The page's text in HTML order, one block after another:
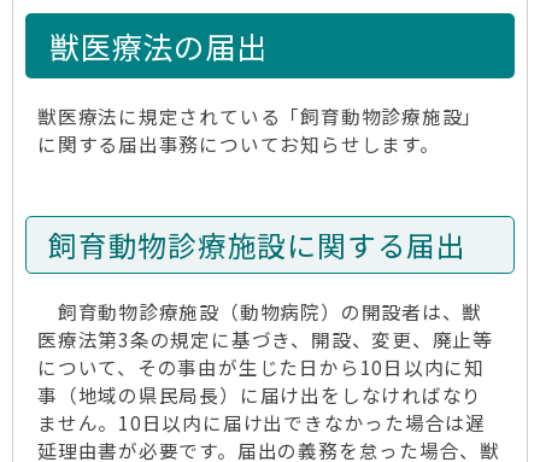
獣医療法の届出
獣医療法に規定されている「飼育動物診療施設」
に関する届出事務についてお知らせします。
飼育動物診療施設に関する届出
飼育動物診療施設（動物病院）の開設者は、獣
医療法第3条の規定に基づき、開設、変更、廃止等
について、その事由が生じた日から10日以内に知
事（地域の県民局長）に届け出をしなければなり
ません。10日以内に届け出できなかった場合は遅
延理由書が必要です。届出の義務を怠った場合、獣